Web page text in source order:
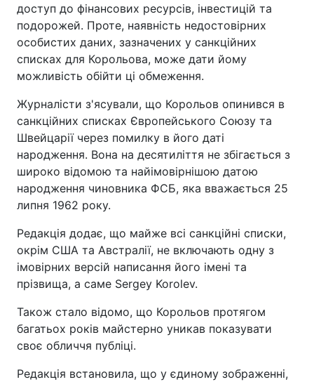
доступ до фінансових ресурсів, інвестицій та
подорожей. Проте, наявність недостовірних
особистих даних, зазначених у санкційних
списках для Корольова, може дати йому
можливість обійти ці обмеження.
Журналісти з'ясували, що Корольов опинився в
санкційних списках Європейського Союзу та
Швейцарії через помилку в його даті
народження. Вона на десятиліття не збігається з
широко відомою та найімовірнішою датою
народження чиновника ФСБ, яка вважається 25
липня 1962 року.
Редакція додає, що майже всі санкційні списки,
окрім США та Австралії, не включають одну з
імовірних версій написання його імені та
прізвища, а саме Sergey Korolev.
Також стало відомо, що Корольов протягом
багатьох років майстерно уникав показувати
своє обличчя публіці.
Редакція встановила, що у єдиному зображенні,